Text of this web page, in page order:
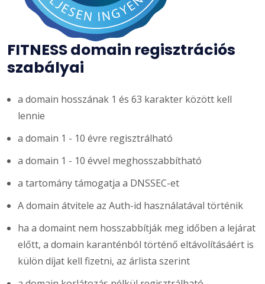
FITNESS domain regisztrációs
szabályai
a domain hosszának 1 és 63 karakter között kell
lennie
a domain 1 - 10 évre regisztrálható
a domain 1 - 10 évvel meghosszabbítható
a tartomány támogatja a DNSSEC-et
A domain átvitele az Auth-id használatával történik
ha a domaint nem hosszabbítják meg időben a lejárat
előtt, a domain karanténból történő eltávolításáért is
külön díjat kell fizetni, az árlista szerint